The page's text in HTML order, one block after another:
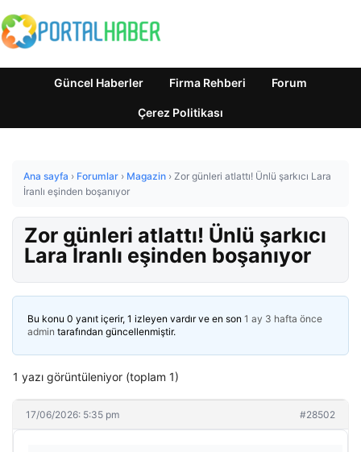
Güncel Haberler Firma Rehberi Forum
Çerez Politikası
Ana sayfa › Forumlar › Magazin › Zor günleri atlattı! Ünlü şarkıcı Lara
İranlı eşinden boşanıyor
Zor günleri atlattı! Ünlü şarkıcı
Lara İranlı eşinden boşanıyor
Bu konu 0 yanıt içerir, 1 izleyen vardır ve en son 1 ay 3 hafta önce
admin tarafından güncellenmiştir.
1 yazı görüntüleniyor (toplam 1)
17/06/2026: 5:35 pm #28502